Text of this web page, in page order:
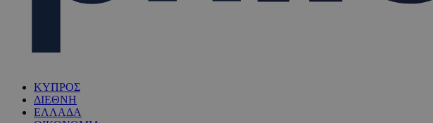
ΚΥΠΡΟΣ
ΔΙΕΘΝΗ
ΕΛΛΑΔΑ